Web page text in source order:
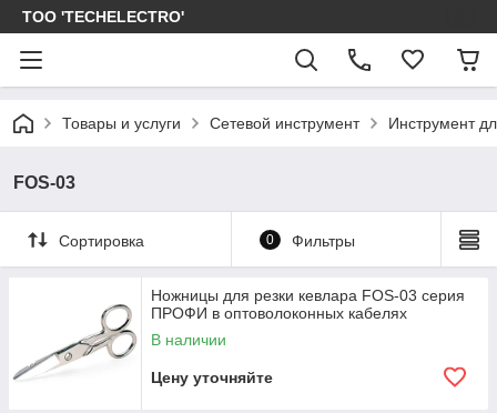
ТОО 'TECHELECTRO'
Товары и услуги Сетевой инструмент Инструмент
FOS-03
Сортировка 0 Фильтры
Ножницы для резки кевлара FOS-03 серия
ПРОФИ в оптоволоконных кабелях
В наличии
Цену уточняйте